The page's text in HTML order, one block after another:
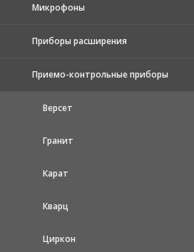
Микрофоны
Приборы расширения
Приемо-контрольные приборы
Версет
Гранит
Карат
Кварц
Циркон